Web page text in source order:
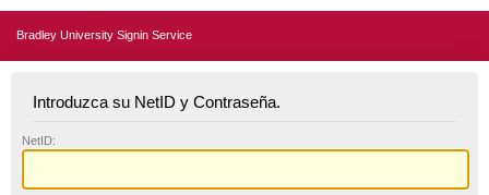
Bradley University Signin Service
Introduzca su NetID y Contraseña.
NetID: